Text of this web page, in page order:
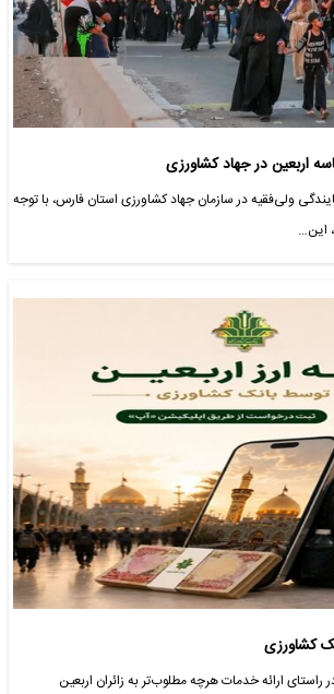
اربعین در جهاد کشاورزی
ولی‌فقیه در سازمان جهاد کشاورزی استان فارس، با توجه
این…
کشاورزی
راستای ارائه خدمات هرچه مطلوب‌تر به زائران اربعین